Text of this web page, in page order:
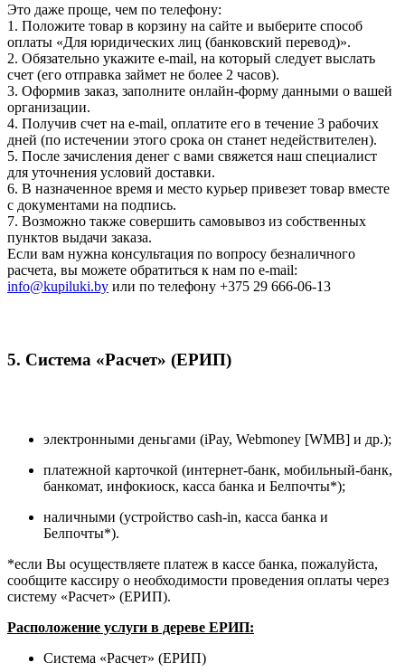
Это даже проще, чем по телефону:
1. Положите товар в корзину на сайте и выберите способ
оплаты «Для юридических лиц (банковский перевод)».
2. Обязательно укажите e-mail, на который следует выслать
счет (его отправка займет не более 2 часов).
3. Оформив заказ, заполните онлайн-форму данными о вашей
организации.
4. Получив счет на e-mail, оплатите его в течение 3 рабочих
дней (по истечении этого срока он станет недействителен).
5. После зачисления денег с вами свяжется наш специалист
для уточнения условий доставки.
6. В назначенное время и место курьер привезет товар вместе
с документами на подпись.
7. Возможно также совершить самовывоз из собственных
пунктов выдачи заказа.
Если вам нужна консультация по вопросу безналичного
расчета, вы можете обратиться к нам по e-mail:
info@kupiluki.by или по телефону +375 29 666-06-13
5. Система «Расчет» (ЕРИП)
электронными деньгами (iPay, Webmoney [WMB] и др.);
платежной карточкой (интернет-банк, мобильный-банк,
банкомат, инфокиоск, касса банка и Белпочты*);
наличными (устройство cash-in, касса банка и
Белпочты*).
*если Вы осуществляете платеж в кассе банка, пожалуйста,
сообщите кассиру о необходимости проведения оплаты через
систему «Расчет» (ЕРИП).
Расположение услуги в дереве ЕРИП:
Система «Расчет» (ЕРИП)